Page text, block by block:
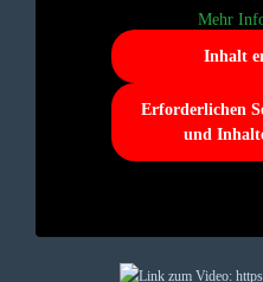
Mehr
Inhalt
Erforderlichen
und